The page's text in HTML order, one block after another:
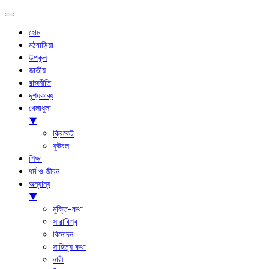
হোম
মঠবাড়িয়া
উপকূল
জাতীয়
রাজনীতি
দৃশ্যকাব্য
খেলাধুলা
▼
ক্রিকেট
ফুটবল
শিক্ষা
ধর্ম ও জীবন
অন্যান্য
▼
মুক্তি-কথা
সারাবিশ্ব
বিনোদন
সাহিত্য কথা
নারী